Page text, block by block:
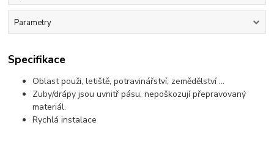
Parametry
Specifikace
Oblast použi, letiště, potravinářství, zemědělství ...
Zuby/drápy jsou uvnitř pásu, nepoškozují přepravovaný
materiál.
Rychlá instalace